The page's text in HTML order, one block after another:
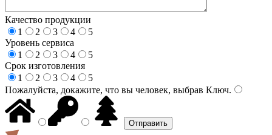
Качество продукции
1
2 3 4
5
Уровень сервиса
1
2 3 4
5
Срок изготовления
1
2 3 4
5
Пожалуйста, докажите, что вы человек, выбрав Ключ.